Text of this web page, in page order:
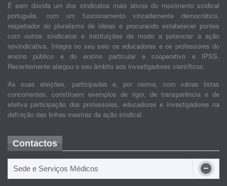
É sem dúvida um dos sindicatos mais ativos do movimento sindical
português, com um funcionamento vincadamente democrático,
respeitador do pluralismo de ideias e procurando estabelecer pontes
com outros sindicatos e instituições de modo a potenciar a ação
reivindicativa. Integra no seu seio os educadores e os professores do
ensino público e do ensino particular e cooperativo e IPSS.
Recentemente alargou o seu âmbito aos investigadores científicos.
As suas eleições, participadas e, por norma, com várias listas
concorrentes, constituem exemplos de rigor, de transparência e de
efetiva participação dos professores, educadores e investigadores na
definição das linhas mestras da ação sindical.
Contactos
Sede e Serviços Médicos